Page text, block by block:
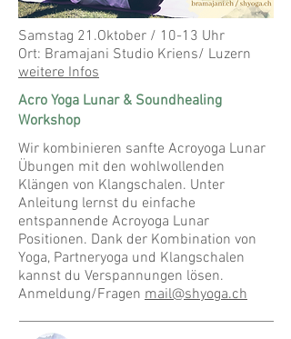
Samstag 21.Oktober / 10-13 Uhr
Ort: Bramajani Studio Kriens/ Luzern
weitere Infos
Acro Yoga Lunar & Soundhealing
Workshop
Wir kombinieren sanfte Acroyoga Lunar
Übungen mit den wohlwollenden
Klängen von Klangschalen. Unter
Anleitung lernst du einfache
entspannende Acroyoga Lunar
Positionen. Dank der Kombination von
Yoga, Partneryoga und Klangschalen
kannst du Verspannungen lösen.
Anmeldung/Fragen mail@shyoga.ch